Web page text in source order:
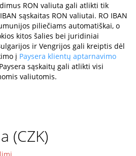
RON valiuta gali atlikti tik
sąskaitas RON valiutai. RO IBAN
piliečiams automatiškai, o
kitos šalies bei juridiniai
ir Vengrijos gali kreiptis dėl
į Paysera klientų aptarnavimo
sąskaitų gali atlikti visi
valiutomis.
(CZK)